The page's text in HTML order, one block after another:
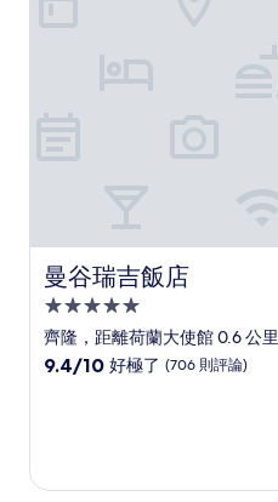
曼谷瑞吉飯店
曼谷瑞吉飯店
5.0
星
級
齊隆，距離荷蘭大使館 0.6 公里
9.4
好
9.4/10 好極了 (706 則評論)